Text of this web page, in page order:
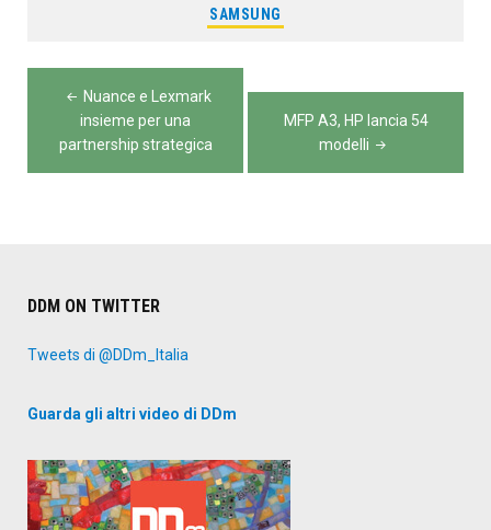
SAMSUNG
Navigazione
articoli
Nuance e Lexmark
insieme per una
partnership strategica
MFP A3, HP lancia 54
modelli
DDM ON TWITTER
Tweets di @DDm_Italia
Guarda gli altri video di DDm